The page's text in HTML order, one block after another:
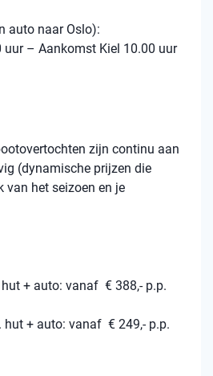
auto naar Oslo):
uur – Aankomst Kiel 10.00 uur
zijn continu aan
(dynamische prijzen die
het seizoen en je
+ auto: vanaf € 388,- p.p.
hut + auto: vanaf € 249,- p.p.